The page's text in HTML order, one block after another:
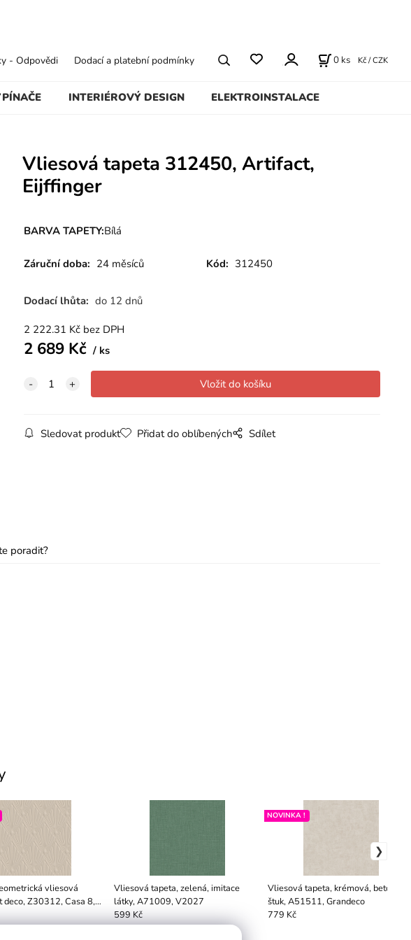
INTERIÉROVÝ DESIGN ELEKTROINSTALACE
- Odpovědi Dodací a platební podmínky 0 ks Kč / CZK
Vliesová tapeta 312450, Artifact,
Eijffinger
BARVA TAPETY:Bílá
Záruční doba: 24 měsíců Kód: 312450
Dodací lhůta: do 12 dnů
2 222.31 Kč bez DPH
2 689Kč ks
Sledovat produkt Přidat do oblíbených Sdílet
poradit?
vliesová
deco, Z30312, Casa 8,
Vliesová tapeta, zelená, imitace
látky, A71009, V2027
599 Kč
Vliesová tapeta, krémová, beton,
štuk, A51511, Grandeco
NOVINKA !
779 Kč